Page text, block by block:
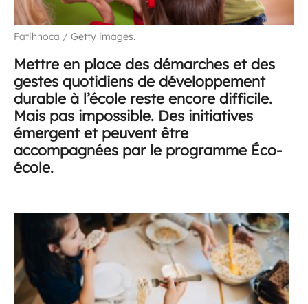
Fatihhoca / Getty images.
Mettre en place des démarches et des
gestes quotidiens de développement
durable à l’école reste encore difficile.
Mais pas impossible. Des initiatives
émergent et peuvent être
accompagnées par le programme Éco-
école.